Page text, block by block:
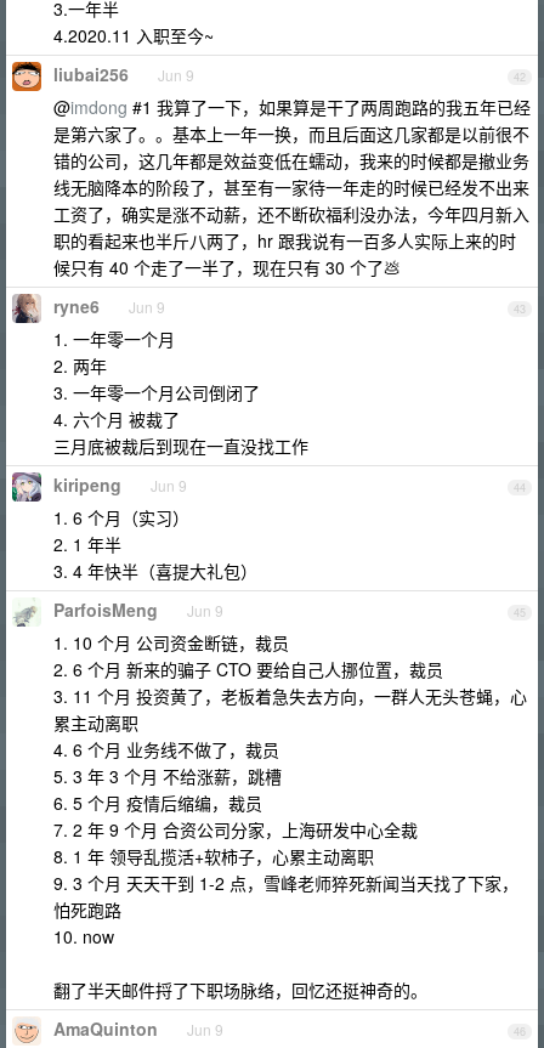
3.一年半
4.2020.11 入职至今~
42
liubai256 Jun 9
@imdong #1 我算了一下，如果算是干了两周跑路的我五年已经
是第六家了。。基本上一年一换，而且后面这几家都是以前很不
错的公司，这几年都是效益变低在蠕动，我来的时候都是撤业务
线无脑降本的阶段了，甚至有一家待一年走的时候已经发不出来
工资了，确实是涨不动薪，还不断砍福利没办法，今年四月新入
职的看起来也半斤八两了，hr 跟我说有一百多人实际上来的时
候只有 40 个走了一半了，现在只有 30 个了💩
43
ryne6 Jun 9
1. 一年零一个月
2. 两年
3. 一年零一个月公司倒闭了
4. 六个月 被裁了
三月底被裁后到现在一直没找工作
44
kiripeng Jun 9
1. 6 个月（实习）
2. 1 年半
3. 4 年快半（喜提大礼包）
45
ParfoisMeng Jun 9
1. 10 个月 公司资金断链，裁员
2. 6 个月 新来的骗子 CTO 要给自己人挪位置，裁员
3. 11 个月 投资黄了，老板着急失去方向，一群人无头苍蝇，心
累主动离职
4. 6 个月 业务线不做了，裁员
5. 3 年 3 个月 不给涨薪，跳槽
6. 5 个月 疫情后缩编，裁员
7. 2 年 9 个月 合资公司分家，上海研发中心全裁
8. 1 年 领导乱揽活+软柿子，心累主动离职
9. 3 个月 天天干到 1-2 点，雪峰老师猝死新闻当天找了下家，
怕死跑路
10. now
翻了半天邮件捋了下职场脉络，回忆还挺神奇的。
46
AmaQuinton Jun 9